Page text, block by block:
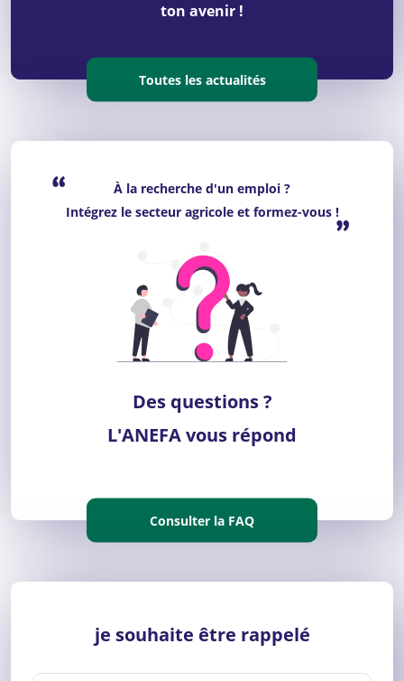
ton avenir !
Toutes les actualités
“
À la recherche d'un emploi ?
Intégrez le secteur agricole et formez-vous !”
Des questions ?
L'ANEFA vous répond
Consulter la FAQ
je souhaite être rappelé